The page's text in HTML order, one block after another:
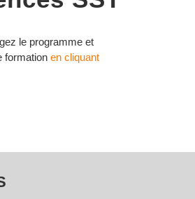
le programme et
formation en cliquant